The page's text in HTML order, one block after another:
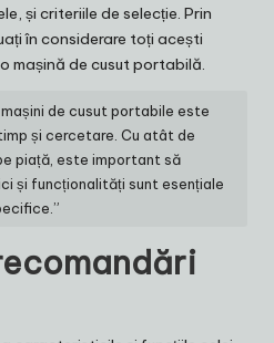
și criteriile de selecție. Prin
în considerare toți acești
mașină de cusut portabilă.
mașini de cusut portabile este
și cercetare. Cu atât de
piață, este important să
și funcționalități sunt esențiale